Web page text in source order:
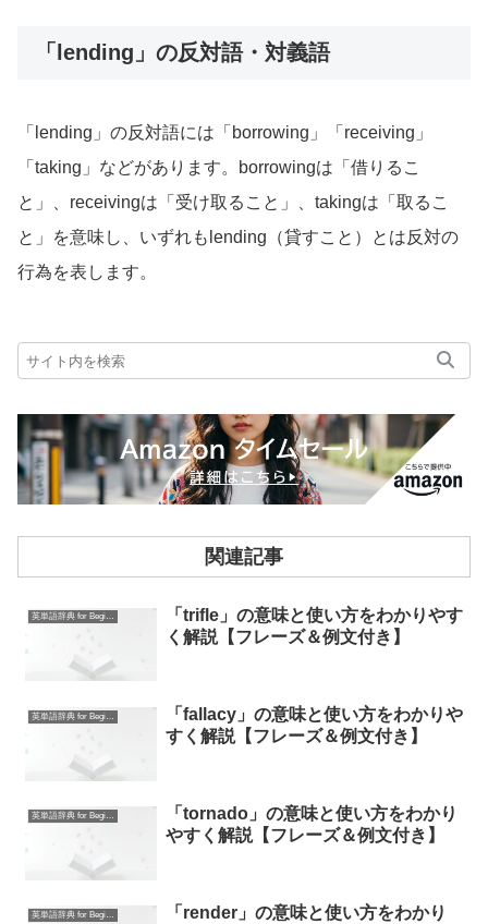
「lending」の反対語・対義語
「lending」の反対語には「borrowing」「receiving」
「taking」などがあります。borrowingは「借りるこ
と」、receivingは「受け取ること」、takingは「取るこ
と」を意味し、いずれもlending（貸すこと）とは反対の
行為を表します。
関連記事
英単語辞典 for Beginners
「trifle」の意味と使い方をわかりやす
く解説【フレーズ＆例文付き】
英単語辞典 for Beginners
「fallacy」の意味と使い方をわかりや
すく解説【フレーズ＆例文付き】
英単語辞典 for Beginners
「tornado」の意味と使い方をわかり
やすく解説【フレーズ＆例文付き】
英単語辞典 for Beginners
「render」の意味と使い方をわかり